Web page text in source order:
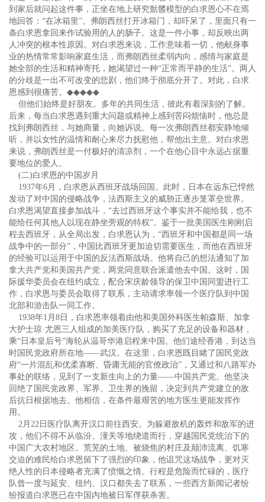
到家后就问起这件事，正坐在地上研究骷髅模型的白求恩心不在焉
地回答：“在冰箱里”。弗朗西丝打开冰箱门，却吓呆了，里面只有一
条白求恩拿回来作试验用的人的肠子。这是一件小事，却反映出两
人冲突的根本性原因。对白求恩来说，工作意味着一切，他献身事
业的热情常常影响家庭生活，而弗朗西丝柔弱内向，感情与家庭是
她全部的生活和精神寄托，她渴望过一种“正常而平静的生活”。两人
的分歧是一出不可改变的悲剧，他们终于彻底分开了。对此，白求
恩感到很痛苦。 ◆◆◆◆◆
但他们始终是好朋友。多年的共同生活，彼此有着深刻的了解。
后来，每当白求恩遇到重大问题或精神上感到苦闷烦恼时，他总是
找到弗朗西丝，与她商量，向她诉说。每一次弗朗西丝都安静地倾
听，并以女性的温情和耐心来尽力抚慰他，帮他出主意。对白求恩
来说，弗朗西丝是一付极好的清凉剂，一个在他心目中永远占据重
要地位的爱人。
(二)白求恩的中国岁月
1937年6月，白求恩从西班牙战场回国。此时，日本在远东已悍然
发动了对中国的侵略战争，法西斯主义的威胁正逐步笼罩垒世界。
白求恩渴望直接参加战斗，“去过西班牙这个事实并不能给我，也不
能给任何其他人以现在静坐旁观的特权”。鉴于一批美国医生刚刚启
程去西班牙，从全局出发，白求恩认为，“西班牙和中国都是同一场
战争中的一部分”，中国比西班牙更加迫切需要医生，而他在西班牙
的经验可以运用于中国的反法西斯战场。他将自己的想法通知了加
拿大共产党和美国共产党，两党同意联合派遣他去中国。这时，国
际援华委员会在纽约成立，配合宋庆龄领导的保卫中国同盟进行工
作，白求恩与委员会取得了联系，主动请求率领一个医疗队到中国
北部和游击队一同工作。
1938年1月8日，白求恩率领着由他和美国外科医生帕森斯、加拿
大护士琼·尤恩三人组成的加美医疗队，购买了充足的设备和器材，
乘“日本皇后号”海轮从温哥华港启程来中国。他们途经香港，到达当
时国民党政府所在地——武汉。在这里，白求恩既目睹了国民党政
府“一片混乱和优柔寡断、昏庸无能的官僚政治”，又通过和八路军办
事处的联络，见到了一支新生向上的力量——中国共产党。他坚决
回绝了国民党政界、军界、卫生界的挽留，决定到共产党建立的敌
后抗日根据地去。他相信，在条件最艰苦的地方医生更能发挥作
用。
2月22日医疗队离开汉口前往西安。为躲避敌机的轰炸和敌军的进
攻，他们不得不从临汾、潼关等地绕道而行，穿越国民党统治下的
中国广大农村地区。荒芜的土地、被烧焦的村庄及颠沛流离、饥寒
交迫的难民给白求恩留下了强烈的印象，他诅咒这场战争，更对灭
绝人性的日本侵略者充满了愤慨之情。行程是危险而忙碌的，医疗
队曾一度与延安、纽约、汉口都失去了联系，一些西方新闻记者纷
纷报道白求恩已在中国内地被日军俘获杀害。